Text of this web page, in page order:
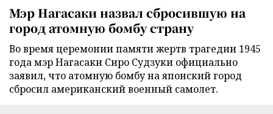
Мэр Нагасаки назвал сбросившую на
город атомную бомбу страну
Во время церемонии памяти жертв трагедии 1945
года мэр Нагасаки Сиро Судзуки официально
заявил, что атомную бомбу на японский город
сбросил американский военный самолет.